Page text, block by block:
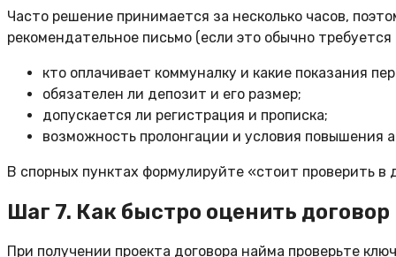
Часто решение принимается за несколько часов,
рекомендательное письмо (если это обычно
кто оплачивает коммуналку и какие показания
обязателен ли депозит и его размер;
допускается ли регистрация и прописка;
возможность пролонгации и условия повышения
В спорных пунктах формулируйте «стоит проверить
Шаг 7. Как быстро оценить
При получении проекта договора найма проверьте